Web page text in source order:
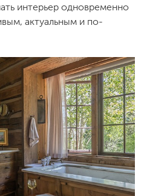
интерьер одновременно
актуальным и по-